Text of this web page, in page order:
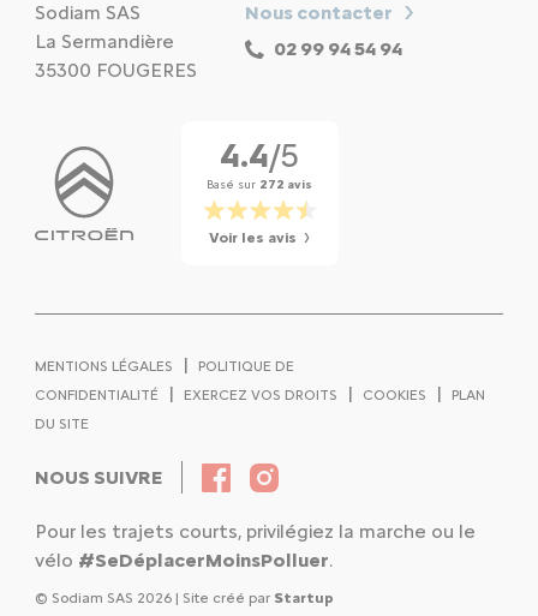
Sodiam SAS
La Sermandière
35300 FOUGERES
Nous contacter
02 99 94 54 94
4.4/5
Basé sur 272 avis
Voir les avis
MENTIONS LÉGALES |
POLITIQUE DE
CONFIDENTIALITÉ
| EXERCEZ VOS DROITS | COOKIES |
PLAN
DU SITE
NOUS SUIVRE
Pour les trajets courts, privilégiez la marche ou le
vélo #SeDéplacerMoinsPolluer.
© Sodiam SAS 2026 | Site créé par Startup